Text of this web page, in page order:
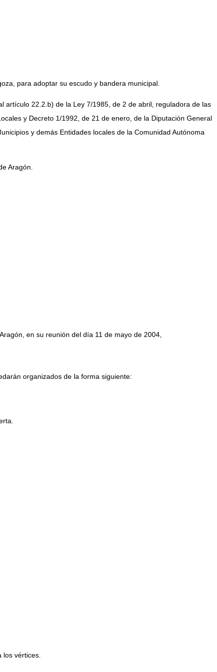
para adoptar su escudo y bandera municipal.
artículo 22.2.b) de la Ley 7/1985, de 2 de abril, reguladora de las
y Decreto 1/1992, de 21 de enero, de la Diputación General
y demás Entidades locales de la Comunidad Autónoma
Aragón.
en su reunión del día 11 de mayo de 2004,
organizados de la forma siguiente:
vértices.